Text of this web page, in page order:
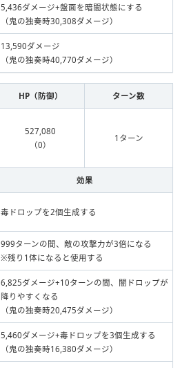
5,436ダメージ+盤面を暗闇状態にする
（鬼の独奏時30,308ダメージ）
13,590ダメージ
（鬼の独奏時40,770ダメージ）
HP（防御） ターン数
527,080
（0）
1ターン
効果
毒ドロップを2個生成する
999ターンの間、敵の攻撃力が3倍になる
※残り1体になると使用する
6,825ダメージ+10ターンの間、闇ドロップが
降りやすくなる
（鬼の独奏時20,475ダメージ）
5,460ダメージ+毒ドロップを3個生成する
（鬼の独奏時16,380ダメージ）